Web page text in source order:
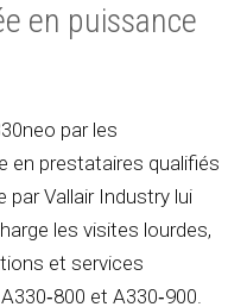
en puissance
par les
en prestataires qualifiés
Vallair Industry lui
les visites lourdes,
et services
et A330‑900.